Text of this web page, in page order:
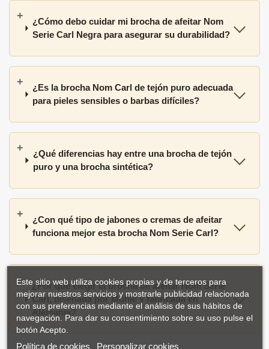
¿Cómo debo cuidar mi brocha de afeitar Nom
Serie Carl Negra para asegurar su durabilidad?
¿Es la brocha Nom Carl de tejón puro adecuada
para pieles sensibles o barbas difíciles?
¿Qué diferencias hay entre una brocha de tejón
puro y una brocha sintética?
¿Con qué tipo de jabones o cremas de afeitar
funciona mejor esta brocha Nom Serie Carl?
¿Por qué elegir la brocha de afeitar Nom Serie
Carl, diseñada por Mühle y fabricada en
Alemania?
Este sitio web utiliza cookies propias y de terceros para
mejorar nuestros servicios y mostrarle publicidad relacionada
con sus preferencias mediante el análisis de sus hábitos de
navegación. Para dar su consentimiento sobre su uso pulse el
botón Acepto.
Política de cookies Personalizar cookies